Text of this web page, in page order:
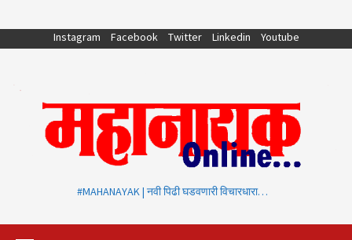
Instagram Facebook Twitter Linkedin Youtube
#MAHANAYAK | नवी पिढी घडवणारी विचारधारा…